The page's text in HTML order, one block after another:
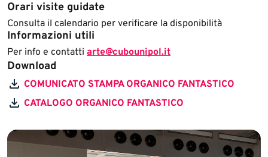
Orari visite guidate
Consulta il calendario per verificare la disponibilità
Informazioni utili
Per info e contatti arte@cubounipol.it
Download
COMUNICATO STAMPA ORGANICO FANTASTICO
CATALOGO ORGANICO FANTASTICO